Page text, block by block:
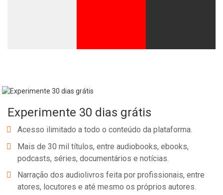
Experimente 30 dias grátis
Acesso ilimitado a todo o conteúdo da plataforma.
Mais de 30 mil títulos, entre audiobooks, ebooks,
podcasts, séries, documentários e notícias.
Narração dos audiolivros feita por profissionais, entre
atores, locutores e até mesmo os próprios autores.